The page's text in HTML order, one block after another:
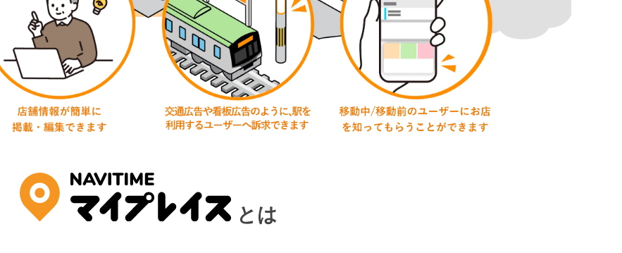
とは